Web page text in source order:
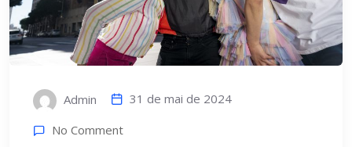
Admin 31 de mai de 2024
No Comment